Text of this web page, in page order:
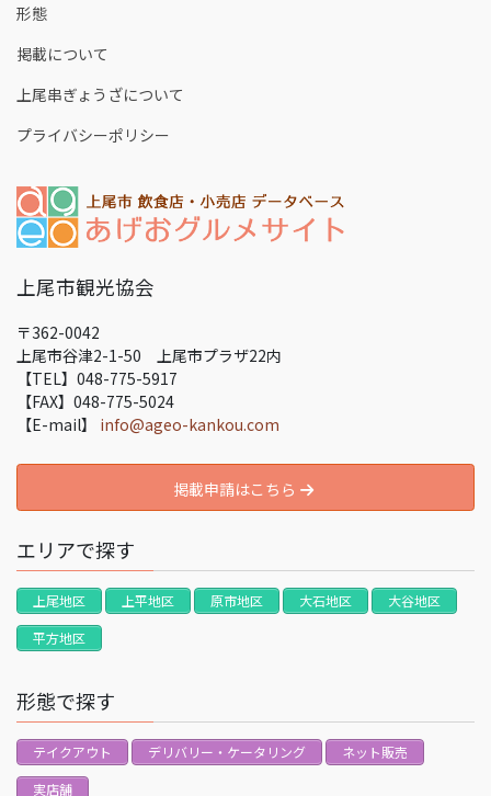
形態
掲載について
上尾串ぎょうざについて
プライバシーポリシー
上尾市観光協会
〒362-0042
上尾市谷津2-1-50 上尾市プラザ22内
【TEL】048-775-5917
【FAX】048-775-5024
【E-mail】 info@ageo-kankou.com
掲載申請はこちら
エリアで探す
上尾地区 上平地区 原市地区 大石地区
大谷地区
平方地区
形態で探す
テイクアウト デリバリー・ケータリング
ネット販売
実店舗